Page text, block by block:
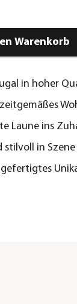
Warenkorb
in hoher
Laune ins
stilvoll in Szene